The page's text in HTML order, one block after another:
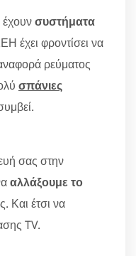
έχουνσυστήματα
έχει φροντίσει να
ρεύματος
σπάνιες
σας στην
αλλάξουμε το
Και έτσι να
TV.